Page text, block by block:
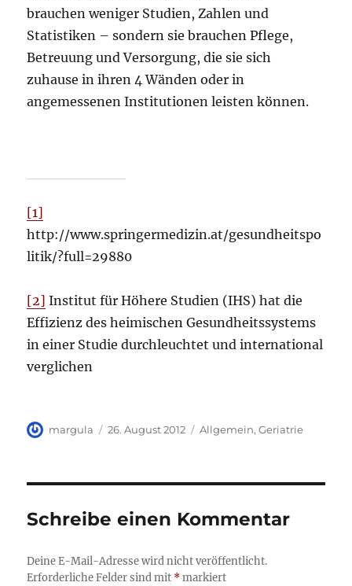
brauchen weniger Studien, Zahlen und
Statistiken – sondern sie brauchen Pflege,
Betreuung und Versorgung, die sie sich
zuhause in ihren 4 Wänden oder in
angemessenen Institutionen leisten können.
[1]
http://www.springermedizin.at/gesundheitspo
litik/?full=29880
[2] Institut für Höhere Studien (IHS) hat die
Effizienz des heimischen Gesundheitssystems
in einer Studie durchleuchtet und international
verglichen
Autor
margula
Veröffentlicht
26. August 2012 Kategorien
Allgemein,Geriatrie
Schreibe einen Kommentar
Deine E-Mail-Adresse wird nicht veröffentlicht.
Erforderliche Felder sind mit *markiert